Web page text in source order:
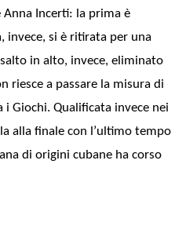
Anna Incerti: la prima è
invece, si è ritirata per una
in alto, invece, eliminato
riesce a passare la misura di
Giochi. Qualificata invece nei
alla finale con l’ultimo tempo
di origini cubane ha corso